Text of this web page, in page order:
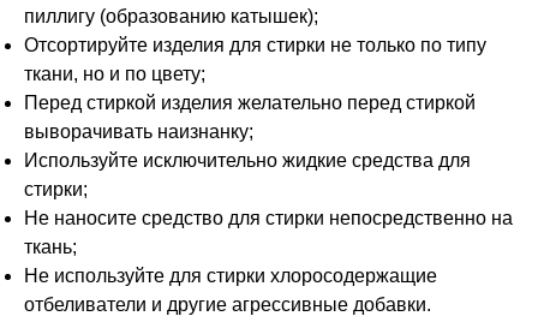
пиллигу (образованию катышек);
Отсортируйте изделия для стирки не только по типу
ткани, но и по цвету;
Перед стиркой изделия желательно перед стиркой
выворачивать наизнанку;
Используйте исключительно жидкие средства для
стирки;
Не наносите средство для стирки непосредственно на
ткань;
Не используйте для стирки хлоросодержащие
отбеливатели и другие агрессивные добавки.